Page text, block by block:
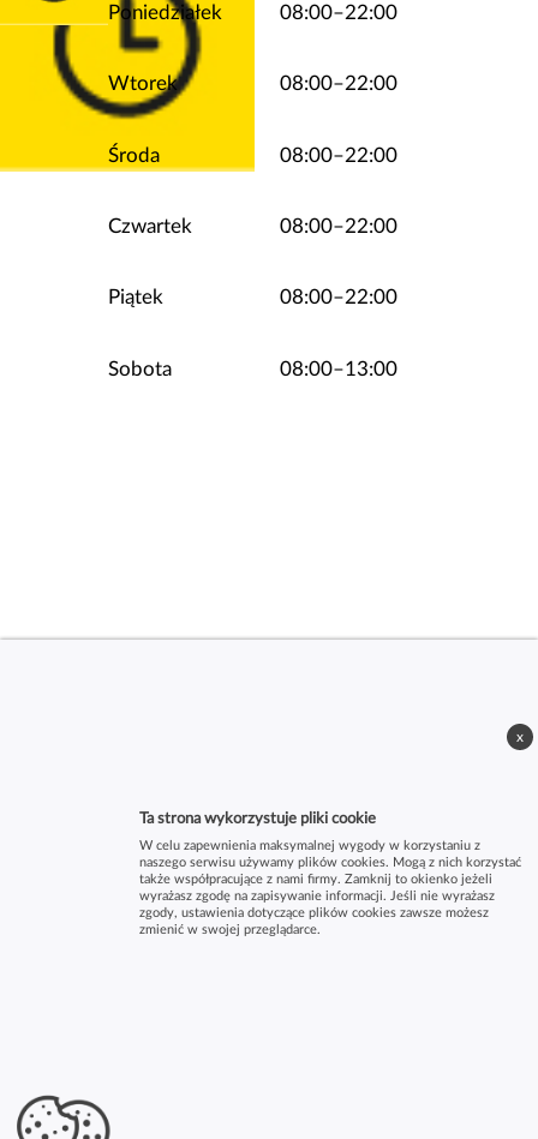
Poniedziałek 08:00–22:00
Wtorek 08:00–22:00
Środa 08:00–22:00
Czwartek 08:00–22:00
Piątek 08:00–22:00
Sobota 08:00–13:00
Ta strona wykorzystuje pliki cookie
W celu zapewnienia maksymalnej wygody w korzystaniu z
naszego serwisu używamy plików cookies. Mogą z nich korzystać
także współpracujące z nami firmy. Zamknij to okienko jeżeli
wyrażasz zgodę na zapisywanie informacji. Jeśli nie wyrażasz
zgody, ustawienia dotyczące plików cookies zawsze możesz
zmienić w swojej przeglądarce.
x